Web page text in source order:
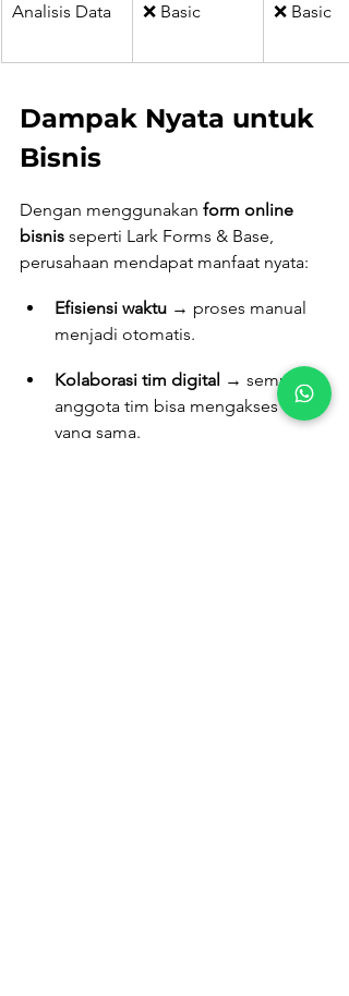
Analisis Data ❌ Basic ❌ Basic
Dampak Nyata untuk
Bisnis
Dengan menggunakan form online
bisnis seperti Lark Forms & Base,
perusahaan mendapat manfaat nyata:
Efisiensi waktu → proses manual
menjadi otomatis.
Kolaborasi tim digital → semua
anggota tim bisa mengakses data
yang sama.